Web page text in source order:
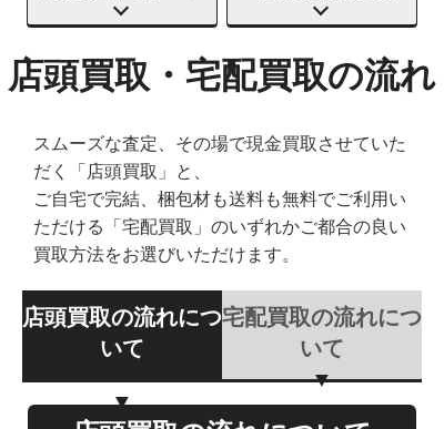
店頭買取・宅配買取の流れ
スムーズな査定、その場で現金買取させていた
だく「店頭買取」と、
ご自宅で完結、梱包材も送料も無料でご利用い
ただける「宅配買取」のいずれかご都合の良い
買取方法をお選びいただけます。
店頭買取の流れにつ
いて
宅配買取の流れにつ
いて